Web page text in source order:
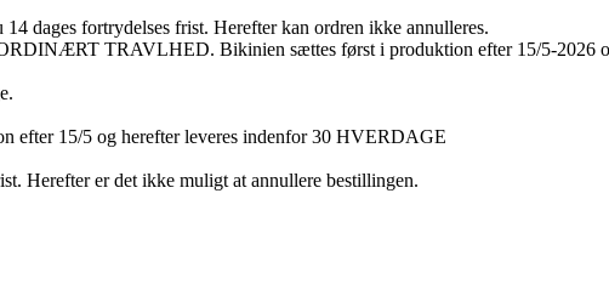
dages fortrydelses frist. Herefter kan ordren ikke annulleres.
TRAVLHED. Bikinien sættes først i produktion efter 15/5-2026
efter 15/5 og herefter leveres indenfor 30 HVERDAGE
Herefter er det ikke muligt at annullere bestillingen.